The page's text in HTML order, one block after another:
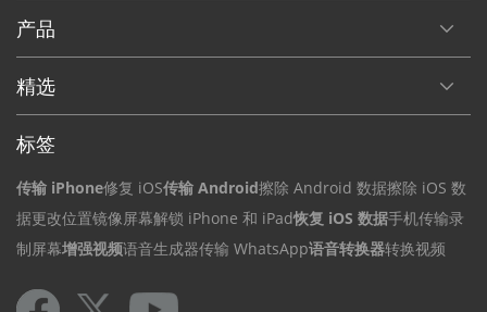
产品
精选
标签
传输 iPhone修复 iOS传输 Android擦除 Android 数据擦除 iOS 数
据更改位置镜像屏幕解锁 iPhone 和 iPad恢复 iOS 数据手机传输录
制屏幕增强视频语音生成器传输 WhatsApp语音转换器转换视频